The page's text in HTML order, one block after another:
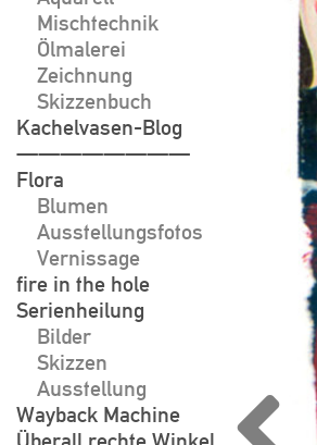
Mischtechnik
Ölmalerei
Zeichnung
Skizzenbuch
Kachelvasen-Blog
————————
Flora
Blumen
Ausstellungsfotos
Vernissage
fire in the hole
Serienheilung
Bilder
Skizzen
Ausstellung
Wayback Machine